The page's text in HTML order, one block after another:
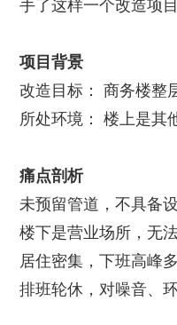
项目背景
改造目标： 商务楼整
所处环境： 楼上是其
痛点剖析
未预留管道，不具备
楼下是营业场所，无
居住密集，下班高峰
排班轮休，对噪音、